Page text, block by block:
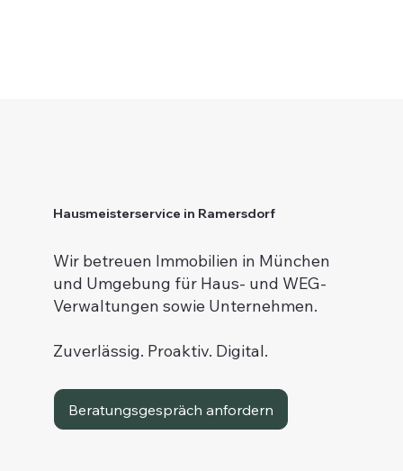
Hausmeisterservice in Ramersdorf
Wir betreuen Immobilien in München
und Umgebung für Haus- und WEG-
Verwaltungen sowie Unternehmen.
Zuverlässig. Proaktiv. Digital.
Beratungsgespräch anfordern